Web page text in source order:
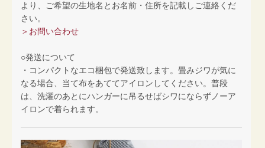
より、ご希望の生地名とお名前・住所を記載しご連絡くだ
さい。
＞お問い合わせ
○発送について
・コンパクトなエコ梱包で発送致します。畳みジワが気に
なる場合、当て布をあててアイロンしてください。普段
は、洗濯のあとにハンガーに吊るせばシワにならずノーア
イロンで着られます。